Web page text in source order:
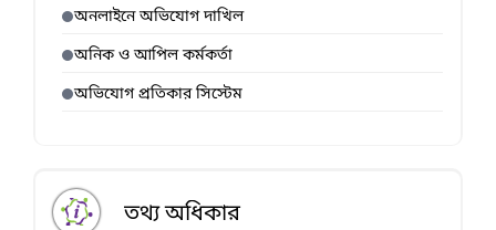
অনলাইনে অভিযোগ দাখিল
অনিক ও আপিল কর্মকর্তা
অভিযোগ প্রতিকার সিস্টেম
তথ্য অধিকার